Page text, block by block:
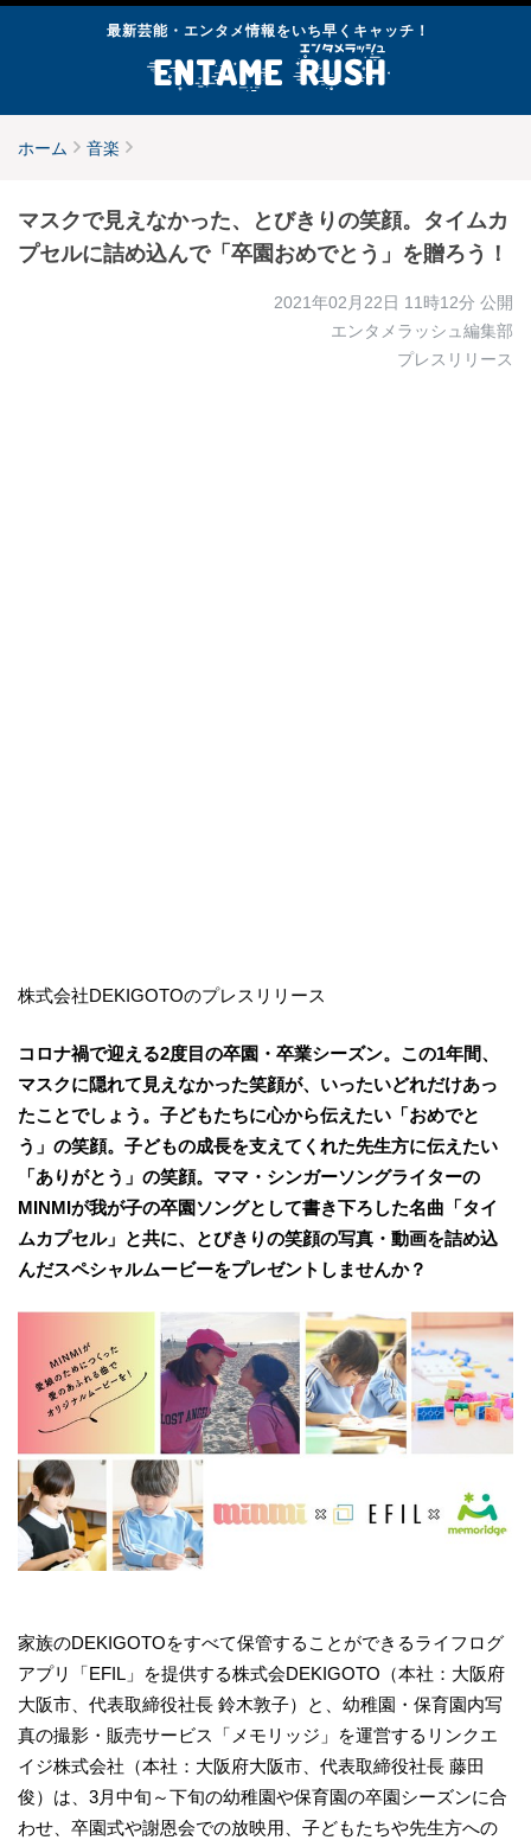
最新芸能・エンタメ情報をいち早くキャッチ！
ホーム 音楽
マスクで見えなかった、とびきりの笑顔。タイムカ
プセルに詰め込んで「卒園おめでとう」を贈ろう！
2021年02月22日 11時12分 公開
エンタメラッシュ編集部
プレスリリース
株式会社DEKIGOTOのプレスリリース
コロナ禍で迎える2度目の卒園・卒業シーズン。この1年間、
マスクに隠れて見えなかった笑顔が、いったいどれだけあっ
たことでしょう。子どもたちに心から伝えたい「おめでと
う」の笑顔。子どもの成長を支えてくれた先生方に伝えたい
「ありがとう」の笑顔。ママ・シンガーソングライターの
MINMIが我が子の卒園ソングとして書き下ろした名曲「タイ
ムカプセル」と共に、とびきりの笑顔の写真・動画を詰め込
んだスペシャルムービーをプレゼントしませんか？
家族のDEKIGOTOをすべて保管することができるライフログ
アプリ「EFIL」を提供する株式会DEKIGOTO（本社：大阪府
大阪市、代表取締役社長 鈴木敦子）と、幼稚園・保育園内写
真の撮影・販売サービス「メモリッジ」を運営するリンクエ
イジ株式会社（本社：大阪府大阪市、代表取締役社長 藤田
俊）は、3月中旬～下旬の幼稚園や保育園の卒園シーズンに合
わせ、卒園式や謝恩会での放映用、子どもたちや先生方への